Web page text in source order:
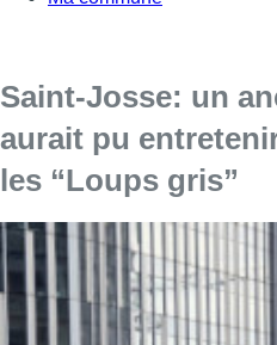
Saint-Josse: un
aurait pu
les “Loups gris”